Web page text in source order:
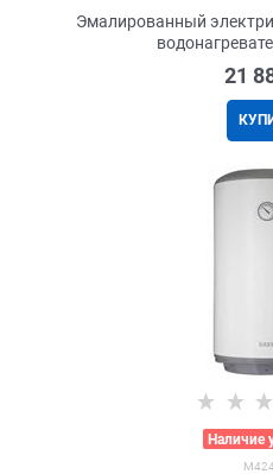
Эмалированный
21
Наличие